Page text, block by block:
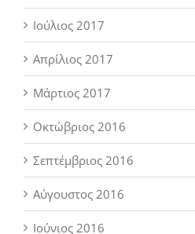
Ιούλιος 2017
Απρίλιος 2017
Μάρτιος 2017
Οκτώβριος 2016
Σεπτέμβριος 2016
Αύγουστος 2016
Ιούνιος 2016